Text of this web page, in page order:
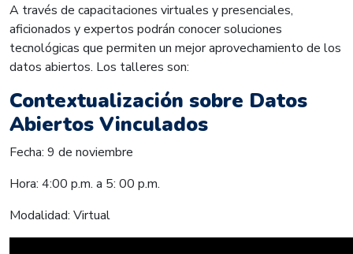
A través de capacitaciones virtuales y presenciales,
aficionados y expertos podrán conocer soluciones
tecnológicas que permiten un mejor aprovechamiento de los
datos abiertos. Los talleres son:
Contextualización sobre Datos
Abiertos Vinculados
Fecha: 9 de noviembre
Hora: 4:00 p.m. a 5: 00 p.m.
Modalidad: Virtual